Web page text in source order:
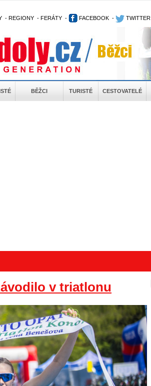
- REGIONY - FERÁTY - FACEBOOK - TWITTER
BĚŽCI TURISTÉ CESTOVATELÉ
v triatlonu